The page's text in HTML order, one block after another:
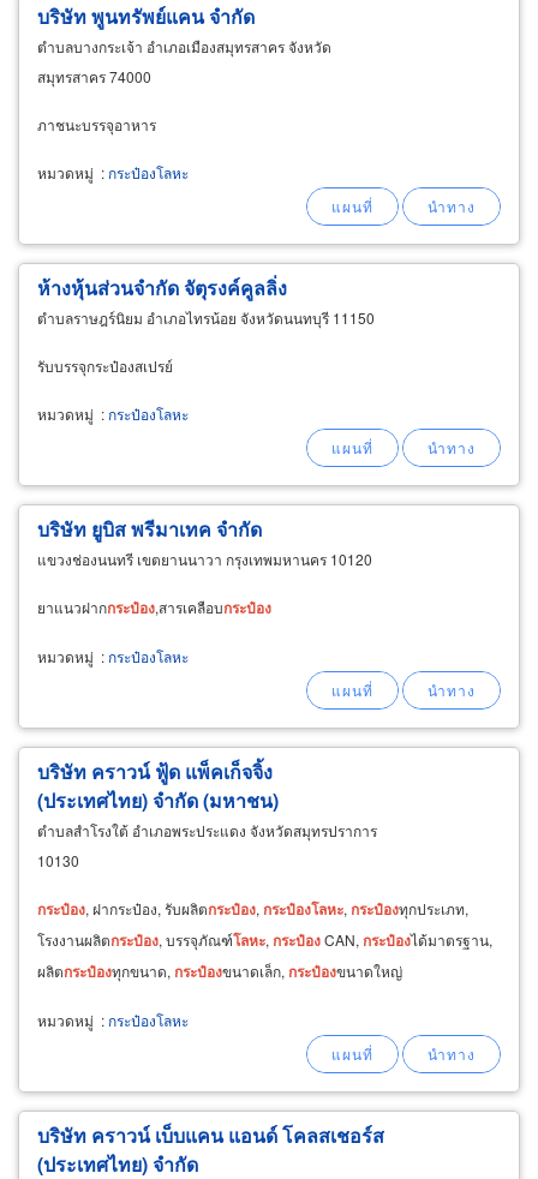
บริษัท พูนทรัพย์แคน จำกัด
ตำบลบางกระเจ้า อำเภอเมืองสมุทรสาคร จังหวัด
สมุทรสาคร 74000
ภาชนะบรรจุอาหาร
หมวดหมู่ : กระป๋องโลหะ
ห้างหุ้นส่วนจำกัด จัตุรงค์คูลลิ่ง
ตำบลราษฎร์นิยม อำเภอไทรน้อย จังหวัดนนทบุรี 11150
รับบรรจุกระป๋องสเปรย์
หมวดหมู่ : กระป๋องโลหะ
บริษัท ยูบิส พรีมาเทค จำกัด
แขวงช่องนนทรี เขตยานนาวา กรุงเทพมหานคร 10120
ยาแนวฝากกระป๋อง,สารเคลือบกระป๋อง
หมวดหมู่ : กระป๋องโลหะ
บริษัท คราวน์ ฟู้ด แพ็คเก็จจิ้ง
(ประเทศไทย) จำกัด (มหาชน)
ตำบลสำโรงใต้ อำเภอพระประแดง จังหวัดสมุทรปราการ
10130
กระป๋อง, ฝากระป๋อง, รับผลิตกระป๋อง, กระป๋องโลหะ, กระป๋องทุกประเภท,
โรงงานผลิตกระป๋อง, บรรจุภัณฑ์โลหะ, กระป๋องCAN, กระป๋องได้มาตรฐาน,
ผลิตกระป๋องทุกขนาด, กระป๋องขนาดเล็ก, กระป๋องขนาดใหญ่
หมวดหมู่ : กระป๋องโลหะ
บริษัท คราวน์ เบ็บแคน แอนด์ โคลสเชอร์ส
(ประเทศไทย) จำกัด